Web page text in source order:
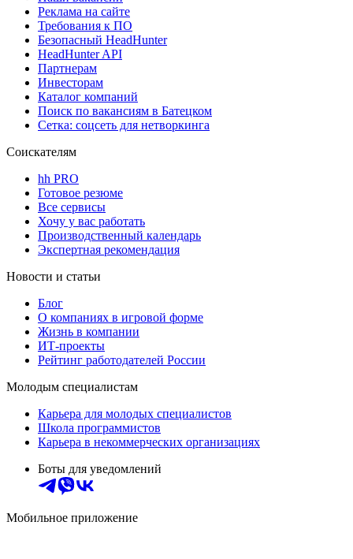
Реклама на сайте
Требования к ПО
Безопасный HeadHunter
HeadHunter API
Партнерам
Инвесторам
Каталог компаний
Поиск по вакансиям в Батецком
Сетка: соцсеть для нетворкинга
Соискателям
hh PRO
Готовое резюме
Все сервисы
Хочу у вас работать
Производственный календарь
Экспертная рекомендация
Новости и статьи
Блог
О компаниях в игровой форме
Жизнь в компании
ИТ-проекты
Рейтинг работодателей России
Молодым специалистам
Карьера для молодых специалистов
Школа программистов
Карьера в некоммерческих организациях
Боты для уведомлений
Мобильное приложение